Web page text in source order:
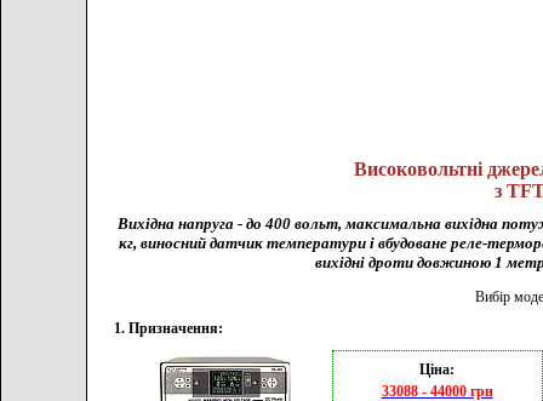
Високовольтні
з
Вихідна напруга - до 400 вольт, максимальна вихідна
кг, виносний датчик температури і вбудоване реле-
вихідні дроти довжиною 1
Вибір
1. Призначення:
Ціна:
33088 - 44000 грн